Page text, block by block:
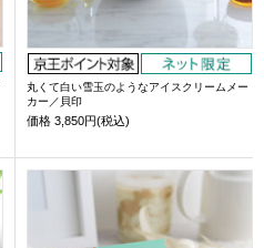
丸くて白い雪玉のようなアイスクリームメー
カー／貝印
価格 3,850円(税込)